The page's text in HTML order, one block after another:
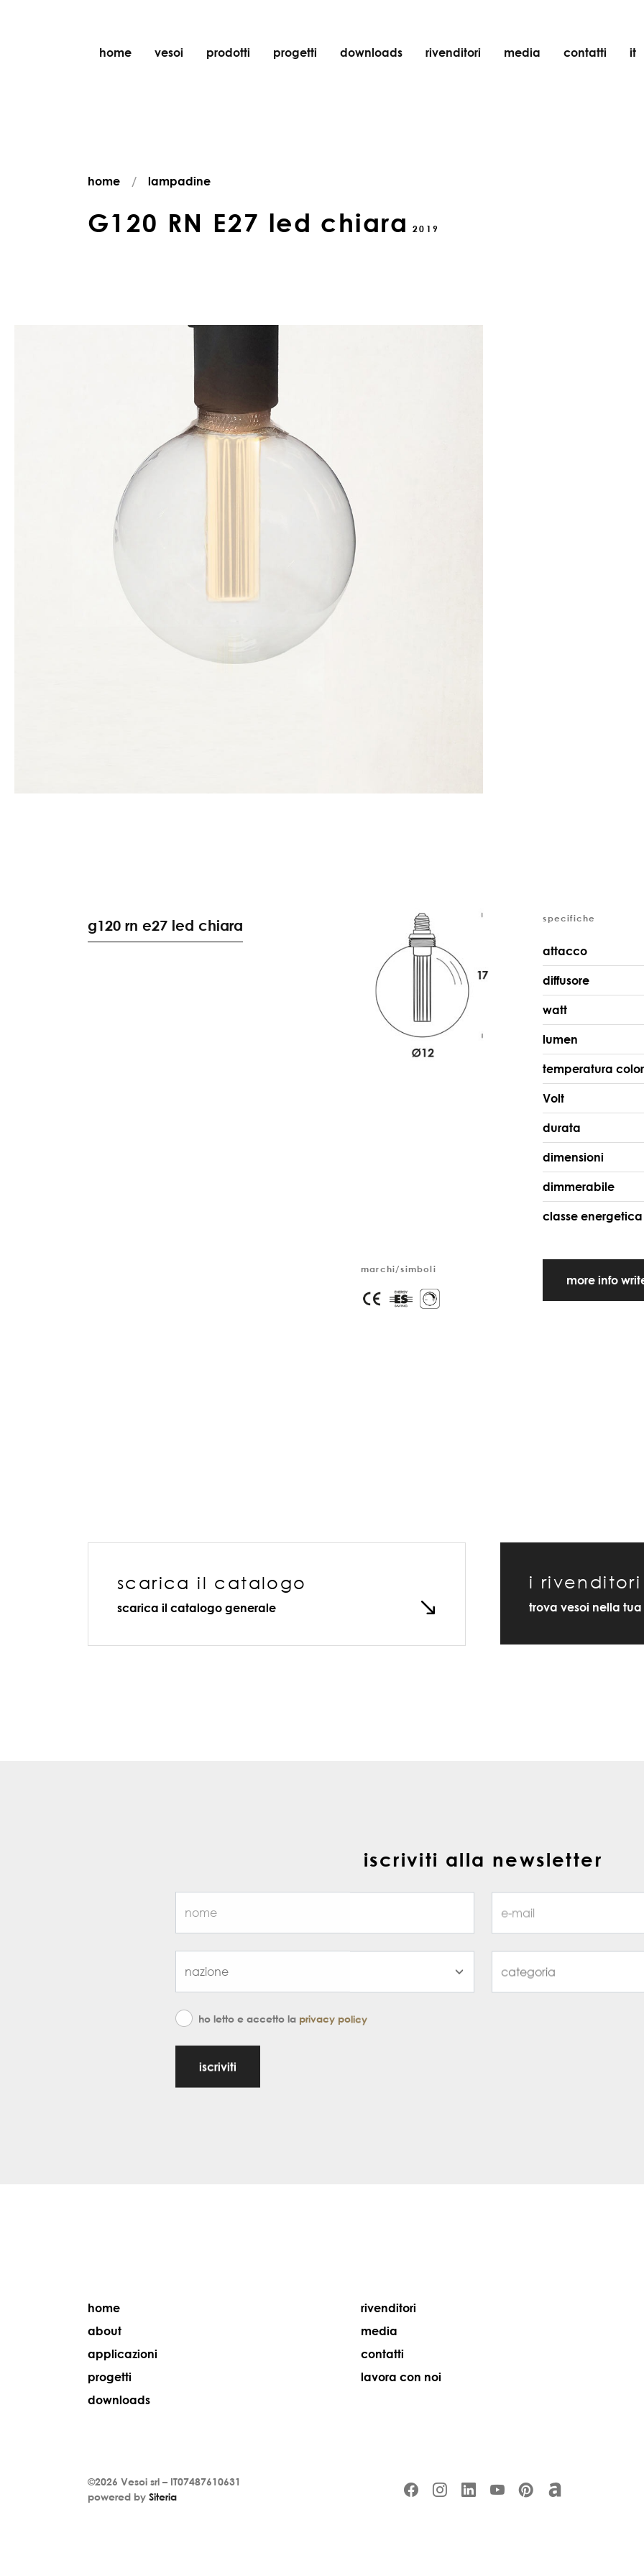
home vesoi prodotti
soffitto
progetti downloads rivenditori media contatti it
home lampadine
G120 RN E27 led chiara 2019
g120 rn e27 led chiara specifiche
attacco
diffusore
watt
lumen
temperatura
Volt
durata
dimensioni
dimmerabile
classe energetica
marchi/simboli
more info
scarica il catalogo
scarica il catalogo generale
i rivenditori
trova vesoi nella
iscriviti alla newsletter
ho letto e accetto la privacy policy
iscriviti
home
about
applicazioni
progetti
downloads
rivenditori
media
contatti
lavora con noi
©2026 Vesoi srl – IT07487610631
powered by Siteria